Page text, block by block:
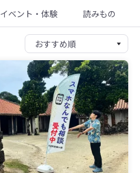
イベント・体験 読みもの